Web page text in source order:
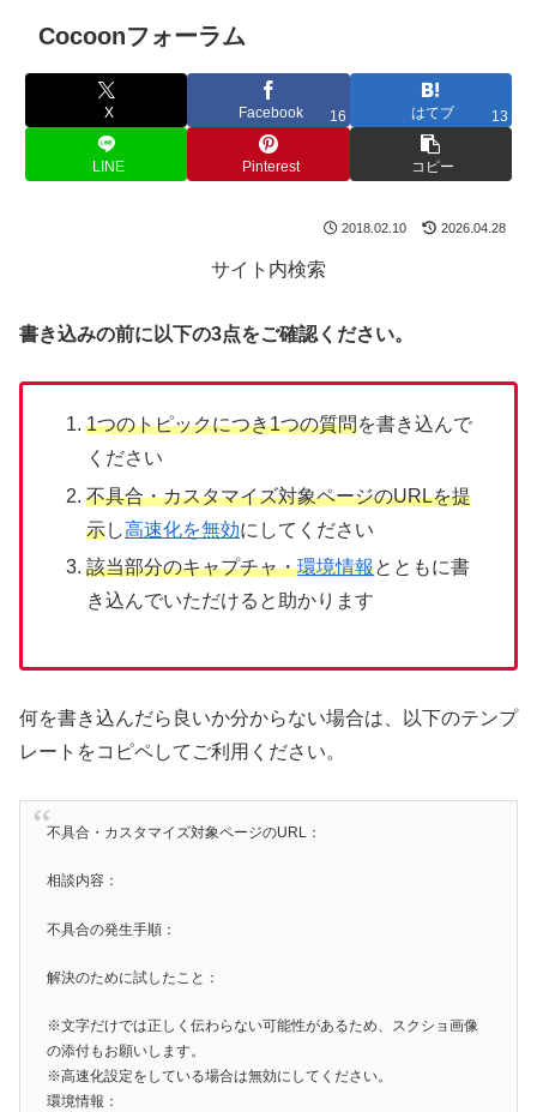
Cocoonフォーラム
X Facebook 16 はてブ 13
LINE Pinterest コピー
2018.02.10 2026.04.28
サイト内検索
書き込みの前に以下の3点をご確認ください。
1つのトピックにつき1つの質問を書き込んで
ください
不具合・カスタマイズ対象ページのURLを提
示し高速化を無効にしてください
該当部分のキャプチャ・環境情報とともに書
き込んでいただけると助かります
何を書き込んだら良いか分からない場合は、以下のテンプ
レートをコピペしてご利用ください。
不具合・カスタマイズ対象ページのURL：
相談内容：
不具合の発生手順：
解決のために試したこと：
※文字だけでは正しく伝わらない可能性があるため、スクショ画像
の添付もお願いします。
※高速化設定をしている場合は無効にしてください。
環境情報：